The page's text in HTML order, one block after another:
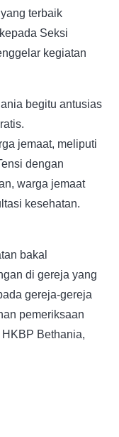
terbaik
Seksi
kegiatan
begitu antusias
jemaat, meliputi
dengan
warga jemaat
kesehatan.
bakal
di gereja yang
gereja-gereja
pemeriksaan
Bethania,